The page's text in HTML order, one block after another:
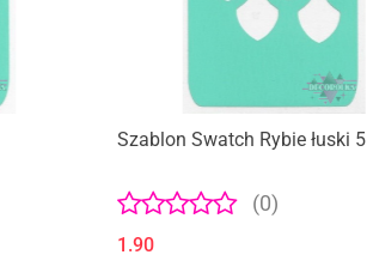
Szablon Swatch Rybie łuski 5
(0)
1.90